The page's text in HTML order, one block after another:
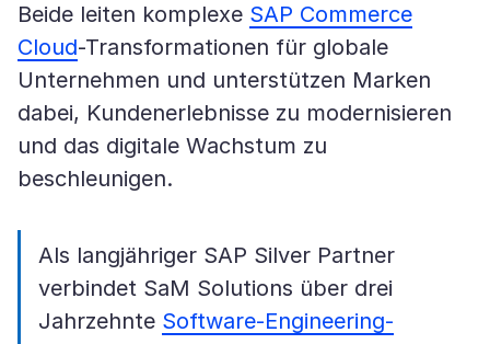
Beide leiten komplexe SAP Commerce
Cloud-Transformationen für globale
Unternehmen und unterstützen Marken
dabei, Kundenerlebnisse zu modernisieren
und das digitale Wachstum zu
beschleunigen.
Als langjähriger SAP Silver Partner
verbindet SaM Solutions über drei
Jahrzehnte Software-Engineering-